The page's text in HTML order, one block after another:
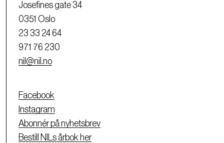
Josefines gate 34
0351 Oslo
23 33 24 64
971 76 230
nil@nil.no
Facebook
Instagram
Abonnér på nyhetsbrev
Bestill NILs årbok her